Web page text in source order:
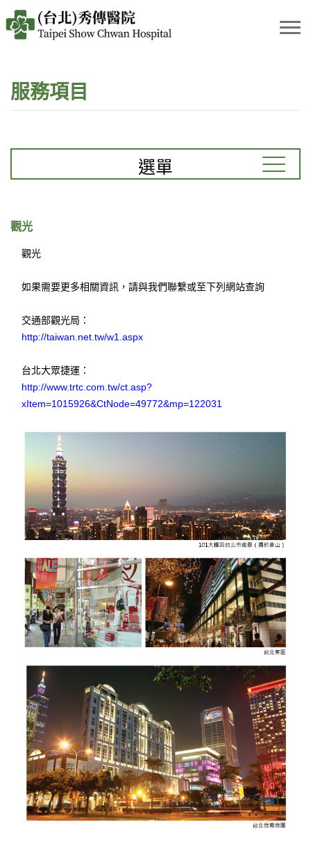
服務項目
選單
觀光
觀光
如果需要更多相關資訊，請與我們聯繫或至下列網站查詢
交通部觀光局：
http://taiwan.net.tw/w1.aspx
台北大眾捷運：
http://www.trtc.com.tw/ct.asp?
xItem=1015926&CtNode=49772&mp=122031